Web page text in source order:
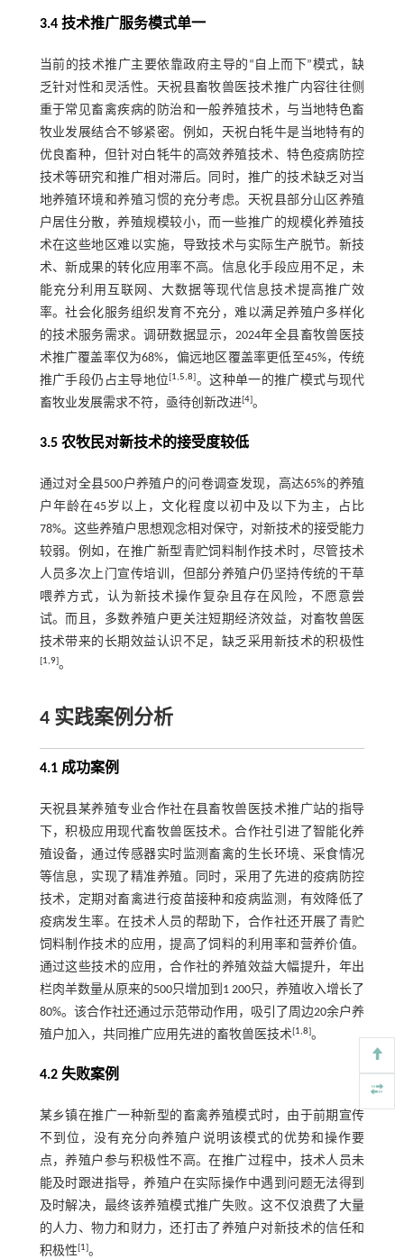
3.4 技术推广服务模式单一
当前的技术推广主要依靠政府主导的“自上而下”模式，缺
乏针对性和灵活性。天祝县畜牧兽医技术推广内容往往侧
重于常见畜禽疾病的防治和一般养殖技术，与当地特色畜
牧业发展结合不够紧密。例如，天祝白牦牛是当地特有的
优良畜种，但针对白牦牛的高效养殖技术、特色疫病防控
技术等研究和推广相对滞后。同时，推广的技术缺乏对当
地养殖环境和养殖习惯的充分考虑。天祝县部分山区养殖
户居住分散，养殖规模较小，而一些推广的规模化养殖技
术在这些地区难以实施，导致技术与实际生产脱节。新技
术、新成果的转化应用率不高。信息化手段应用不足，未
能充分利用互联网、大数据等现代信息技术提高推广效
率。社会化服务组织发育不充分，难以满足养殖户多样化
的技术服务需求。调研数据显示，2024年全县畜牧兽医技
术推广覆盖率仅为68%，偏远地区覆盖率更低至45%，传统
推广手段仍占主导地位[1,5,8]。这种单一的推广模式与现代
畜牧业发展需求不符，亟待创新改进[4]。
3.5 农牧民对新技术的接受度较低
通过对全县500户养殖户的问卷调查发现，高达65%的养殖
户年龄在45岁以上，文化程度以初中及以下为主，占比
78%。这些养殖户思想观念相对保守，对新技术的接受能力
较弱。例如，在推广新型青贮饲料制作技术时，尽管技术
人员多次上门宣传培训，但部分养殖户仍坚持传统的干草
喂养方式，认为新技术操作复杂且存在风险，不愿意尝
试。而且，多数养殖户更关注短期经济效益，对畜牧兽医
技术带来的长期效益认识不足，缺乏采用新技术的积极性
[1,9]。
4 实践案例分析
4.1 成功案例
天祝县某养殖专业合作社在县畜牧兽医技术推广站的指导
下，积极应用现代畜牧兽医技术。合作社引进了智能化养
殖设备，通过传感器实时监测畜禽的生长环境、采食情况
等信息，实现了精准养殖。同时，采用了先进的疫病防控
技术，定期对畜禽进行疫苗接种和疫病监测，有效降低了
疫病发生率。在技术人员的帮助下，合作社还开展了青贮
饲料制作技术的应用，提高了饲料的利用率和营养价值。
通过这些技术的应用，合作社的养殖效益大幅提升，年出
栏肉羊数量从原来的500只增加到1 200只，养殖收入增长了
80%。该合作社还通过示范带动作用，吸引了周边20余户养
殖户加入，共同推广应用先进的畜牧兽医技术[1,8]。
4.2 失败案例
某乡镇在推广一种新型的畜禽养殖模式时，由于前期宣传
不到位，没有充分向养殖户说明该模式的优势和操作要
点，养殖户参与积极性不高。在推广过程中，技术人员未
能及时跟进指导，养殖户在实际操作中遇到问题无法得到
及时解决，最终该养殖模式推广失败。这不仅浪费了大量
的人力、物力和财力，还打击了养殖户对新技术的信任和
积极性[1]。